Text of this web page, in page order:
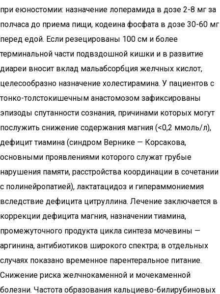
при еюностомии: назначение лоперамида в дозе 2-8 мг за
полчаса до приема пищи, кодеина фосфата в дозе 30-60 мг
перед едой. Если резецированы 100 см и более
терминальной части подвздошной кишки и в развитие
диареи вносит вклад мальабсорбция желчных кислот,
целесообразно назначение холестирамина. У пациентов с
тонко-толстокишечным анастомозом зафиксированы
эпизоды спутанности сознания, причинами которых могут
послужить снижение содержания магния (<0,2 ммоль/л),
дефицит тиамина (синдром Вернике — Корсакова,
основными проявлениями которого служат грубые
нарушения памяти, расстройства координации в сочетании
с полинейропатией), лактатацидоз и гипераммониемия
вследствие дефицита цитруллина. Лечение заключается в
коррекции дефицита магния, назначении тиамина,
промежуточного продукта цикла синтеза мочевины —
аргинина, антибиотиков широкого спектра; в отдельных
случаях показано временное парентеральное питание.
Снижение риска желчнокаменной и мочекаменной
болезни. Частота образования кальциево-билирубиновых